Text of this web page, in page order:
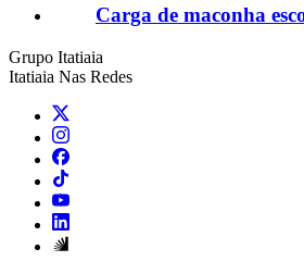
Carga de maconha
Grupo Itatiaia
Itatiaia Nas Redes